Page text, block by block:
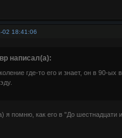
02 18:41:06
написал(а):
где-то его и знает, он в 90-ых
я помню, как его в "До шестнадцати